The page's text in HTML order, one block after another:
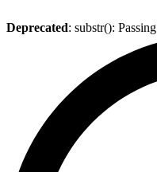
Deprecated: substr():